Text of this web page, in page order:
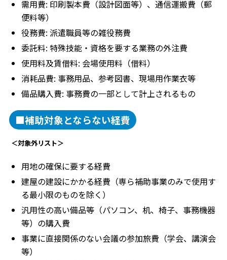
需用費: 印刷製本費（設計図面等）、通信運搬費（郵
便料等）
役務費: 派遣職員等の雑役務費
委託料: 特殊技能・資格を要する業務の外注費
使用料及賃借料: 会場使用料（借料）
消耗品費: 事務用品、参考図書、現場用作業衣等
備品購入費: 事務費の一部として計上されるもの
■補助対象とならない経費
＜対象外リスト＞
用地の確保に要する経費
建屋の建設にかかる経費（専ら補助事業のみで使用す
る最小限のものを除く）
汎用性の高い備品等（パソコン、机、椅子、事務機器
等）の購入費
事業に直接関係のない会議の参加旅費（学会、講演会
等）